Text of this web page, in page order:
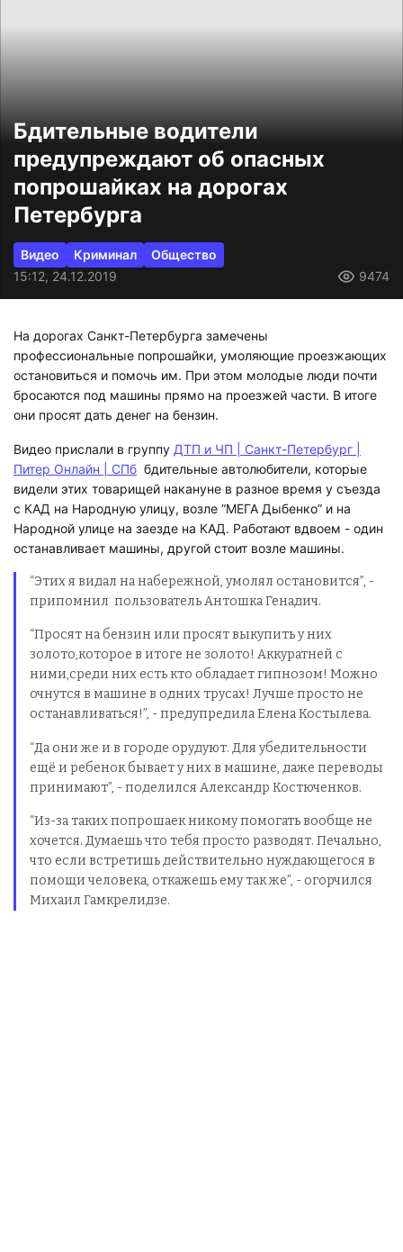
Бдительные водители
предупреждают об опасных
попрошайках на дорогах
Петербурга
Видео Криминал
Общество
15:12, 24.12.2019
9474
На дорогах Санкт-Петербурга замечены
профессиональные попрошайки, умоляющие проезжающих
остановиться и помочь им. При этом молодые люди почти
бросаются под машины прямо на проезжей части. В итоге
они просят дать денег на бензин.
Видео прислали в группу ДТП и ЧП | Санкт-Петербург |
Питер Онлайн | СПб бдительные автолюбители, которые
видели этих товарищей накануне в разное время у съезда
с КАД на Народную улицу, возле “МЕГА Дыбенко” и на
Народной улице на заезде на КАД. Работают вдвоем - один
останавливает машины, другой стоит возле машины.
“Этих я видал на набережной, умолял остановится”, -
припомнил пользователь Антошка Генадич.
“Просят на бензин или просят выкупить у них
золото,которое в итоге не золото! Аккуратней с
ними,среди них есть кто обладает гипнозом! Можно
очнутся в машине в одних трусах! Лучше просто не
останавливаться!”, - предупредила Елена Костылева.
“Да они же и в городе орудуют. Для убедительности
ещё и ребенок бывает у них в машине, даже переводы
принимают”, - поделилсяАлександр Костюченков.
“Из-за таких попрошаек никому помогать вообще не
хочется. Думаешь что тебя просто разводят. Печально,
что если встретишь действительно нуждающегося в
помощи человека, откажешь ему так же”, - огорчился
Михаил Гамкрелидзе.